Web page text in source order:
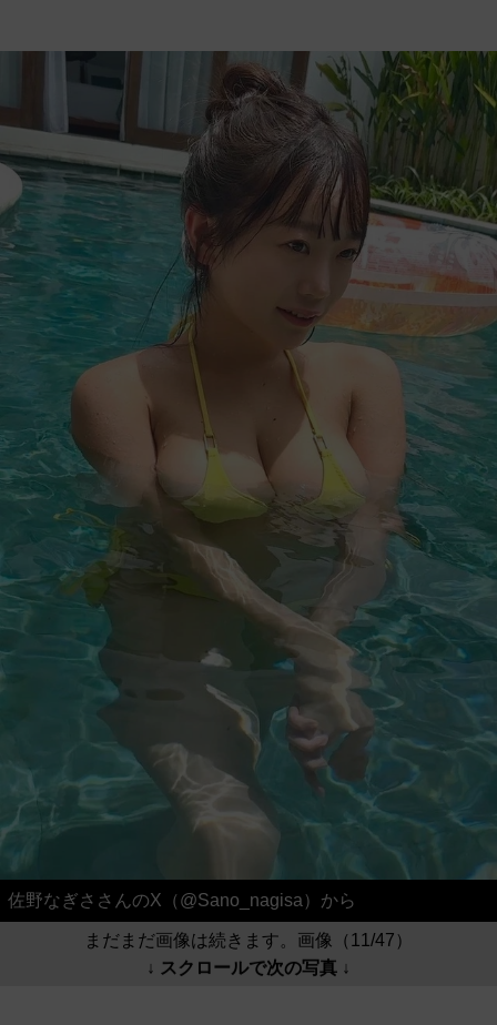
佐野なぎささんのX（@Sano_nagisa）から
まだまだ画像は続きます。画像（11/47）
↓ スクロールで次の写真 ↓